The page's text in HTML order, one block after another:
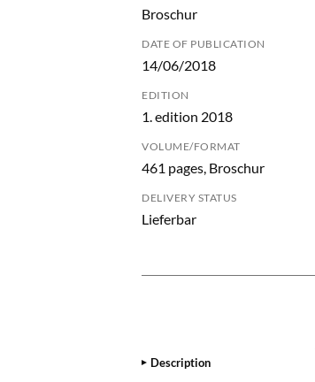
Broschur
DATE OF PUBLICATION
14/06/2018
EDITION
1. edition 2018
VOLUME/FORMAT
461 pages, Broschur
DELIVERY STATUS
Lieferbar
Description